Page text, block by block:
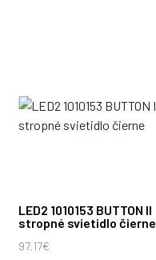
LED2 1010153 BUTTON II
stropné svietidlo čierne
97.17€